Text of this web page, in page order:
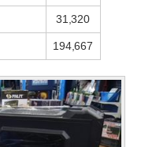
31,320
194,667